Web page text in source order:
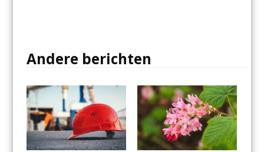
Andere berichten